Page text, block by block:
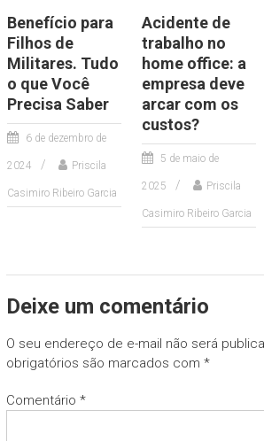
Benefício para
Filhos de
Militares. Tudo
o que Você
Precisa Saber
6 de dezembro de
2024 Priscila
Casimiro Ribeiro Garcia
Acidente de
trabalho no
home office: a
empresa deve
arcar com os
custos?
5 de maio de
2025 Priscila
Casimiro Ribeiro Garcia
Deixe um comentário
O seu endereço de e-mail não será
obrigatórios são marcados com *
Comentário *